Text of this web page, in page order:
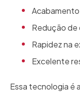
Redução de
Rapidez na
Excelente
Essa tecnologia é